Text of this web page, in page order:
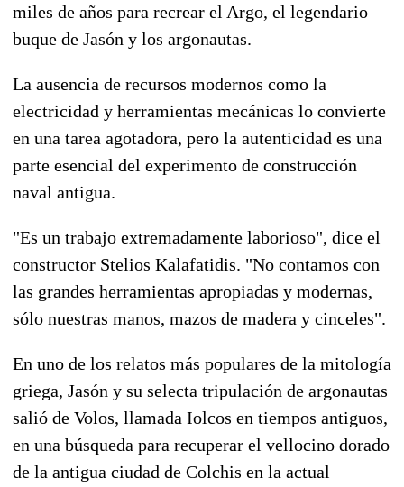
miles de años para recrear el Argo, el legendario
buque de Jasón y los argonautas.
La ausencia de recursos modernos como la
electricidad y herramientas mecánicas lo convierte
en una tarea agotadora, pero la autenticidad es una
parte esencial del experimento de construcción
naval antigua.
"Es un trabajo extremadamente laborioso", dice el
constructor Stelios Kalafatidis. "No contamos con
las grandes herramientas apropiadas y modernas,
sólo nuestras manos, mazos de madera y cinceles".
En uno de los relatos más populares de la mitología
griega, Jasón y su selecta tripulación de argonautas
salió de Volos, llamada Iolcos en tiempos antiguos,
en una búsqueda para recuperar el vellocino dorado
de la antigua ciudad de Colchis en la actual